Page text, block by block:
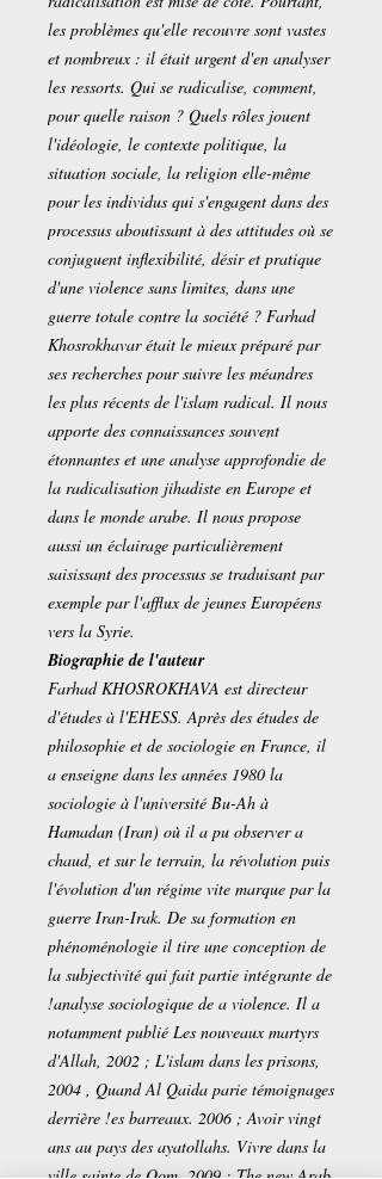
les problèmes qu'elle recouvre sont vastes
et nombreux : il était urgent d'en analyser
les ressorts. Qui se radicalise, comment,
pour quelle raison ? Quels rôles jouent
l'idéologie, le contexte politique, la
situation sociale, la religion elle-même
pour les individus qui s'engagent dans des
processus aboutissant à des attitudes où se
conjuguent inflexibilité, désir et pratique
d'une violence sans limites, dans une
guerre totale contre la société ? Farhad
Khosrokhavar était le mieux préparé par
ses recherches pour suivre les méandres
les plus récents de l'islam radical. Il nous
apporte des connaissances souvent
étonnantes et une analyse approfondie de
la radicalisation jihadiste en Europe et
dans le monde arabe. Il nous propose
aussi un éclairage particulièrement
saisissant des processus se traduisant par
exemple par l'afflux de jeunes Européens
vers la Syrie.
Biographie de l'auteur
Farhad KHOSROKHAVA est directeur
d'études à l'EHESS. Après des études de
philosophie et de sociologie en France, il
a enseigne dans les années 1980 la
sociologie à l'université Bu-Ah à
Hamadan (Iran) où il a pu observer a
chaud, et sur le terrain, la révolution puis
l'évolution d'un régime vite marque par la
guerre Iran-Irak. De sa formation en
phénoménologie il tire une conception de
la subjectivité qui fait partie intégrante de
!analyse sociologique de a violence. Il a
notamment publié Les nouveaux martyrs
d'Allah, 2002 ; L'islam dans les prisons,
2004 , Quand Al Qaida parie témoignages
derrière !es barreaux. 2006 ; Avoir vingt
ans au pays des ayatollahs. Vivre dans la